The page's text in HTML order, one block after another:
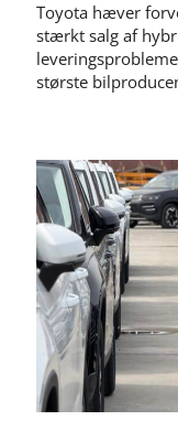
Toyota hæver
stærkt salg af
leveringsproblemer
største